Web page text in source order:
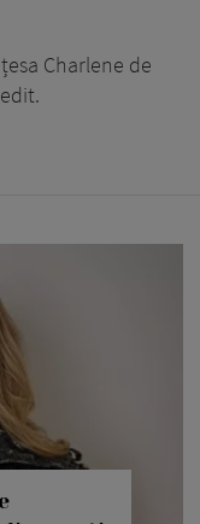
Charlene de